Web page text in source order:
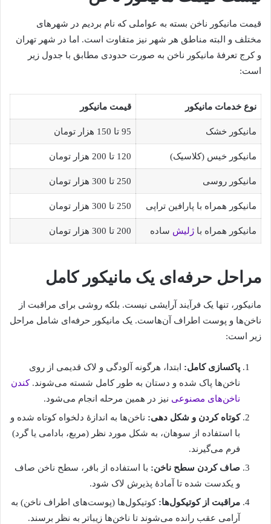
قیمت مانیکور ناخن بسته به عواملی که نام بردیم در شهرهای
مختلف و البته مناطق هر شهر نیز متفاوت است. اما در شهر تهران
و کرج تعرفۀ مانیکور ناخن به صورت حدودی مطابق با جدول زیر
است:
نوع خدمات مانیکور قیمت مانیکور
مانیکور خشک 95 تا 150 هزار تومان
مانیکور خیس (کلاسیک) 120 تا 200 هزار تومان
مانیکور روسی 250 تا 300 هزار تومان
مانیکور همراه با پارافین تراپی 250 تا 300 هزار تومان
مانیکور همراه با ژلیش ساده 200 تا 300 هزار تومان
مراحل حرفه‌ای یک مانیکور کامل
مانیکور، تنها یک فرآیند آرایشی نیست. بلکه روشی برای مراقبت از
ناخن‌ها و پوست اطراف آن‌هاست. یک مانیکور حرفه‌ای شامل مراحل
زیر است:
پاکسازی کامل: ابتدا، هرگونه آلودگی و لاک قدیمی از روی
ناخن‌ها پاک شده و دستان به طور کامل شسته می‌شوند.کندن
ناخن‌های مصنوعی نیز در همین مرحله انجام می‌شود.
کوتاه کردن و شکل ‌دهی: ناخن‌ها به اندازۀ دلخواه کوتاه شده و
با استفاده از سوهان، به شکل مورد نظر (مربع، بادامی یا گرد)
فرم می‌گیرند.
صاف کردن سطح ناخن: با استفاده از بافر، سطح ناخن صاف
و یکدست شده تا آمادۀ پذیرش لاک شود.
مراقبت از کوتیکول‌ها: کوتیکول‌ها (پوست‌های اطراف ناخن) به
آرامی عقب رانده می‌شوند تا ناخن‌ها زیباتر به نظر برسند.